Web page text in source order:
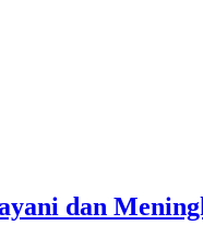
dan